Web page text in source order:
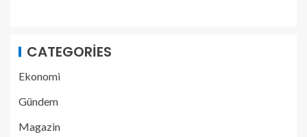
CATEGORIES
Ekonomi
Gündem
Magazin